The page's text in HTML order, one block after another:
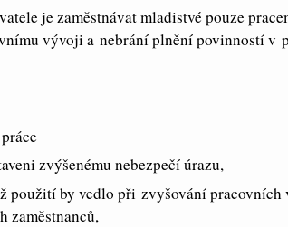
je zaměstnávat mladistvé pouze
vývoji a nebrání plnění povinností v
zvýšenému nebezpečí úrazu,
použití by vedlo při zvyšování pracovních
zaměstnanců,